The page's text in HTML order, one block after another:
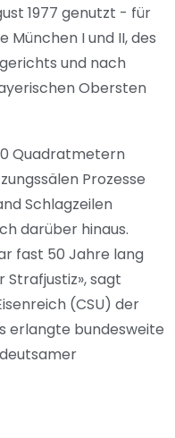
1977 genutzt - für
I und II, des
und nach
Obersten
Quadratmetern
Prozesse
Schlagzeilen
darüber hinaus.
fast 50 Jahre lang
sagt
(CSU) der
erlangte bundesweite